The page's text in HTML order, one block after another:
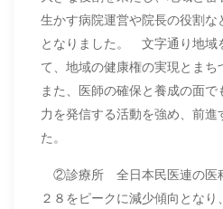
生かす病院運営や院長の役割
となりました。 文字通り地域
て、地域の健康権の実現とまち
また、医師の確保と養成の面
力を発信する活動を強め、前進
た。
②診療所 全日本民医連の医
２８をピークに減少傾向とな